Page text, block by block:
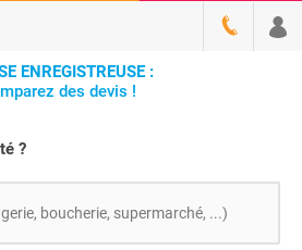
ENREGISTREUSE :
des devis !
?
boucherie, supermarché, ...)